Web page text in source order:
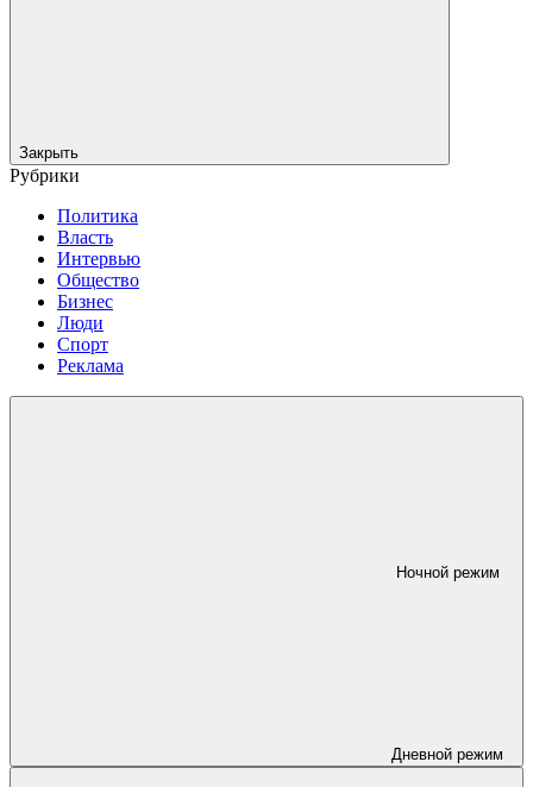
Закрыть
Рубрики
Политика
Власть
Интервью
Общество
Бизнес
Люди
Спорт
Реклама
Ночной режим
Дневной режим